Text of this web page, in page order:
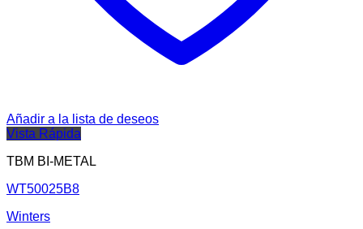
Añadir a la lista de deseos
Vista Rápida
TBM BI-METAL
WT50025B8
Winters